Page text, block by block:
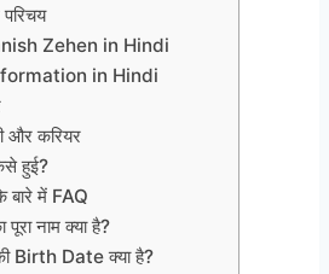
Zehen in Hindi
in Hindi
और करियर
हुई?
में FAQ
नाम क्या है?
Birth Date क्या है?